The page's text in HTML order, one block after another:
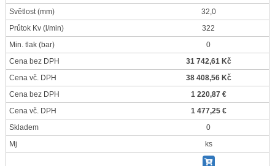
Světlost(mm)
32,0
Průtok Kv (l/min)
322
Min. tlak (bar)
0
Cena bez DPH
31 742,61 Kč
Cena vč. DPH
38 408,56 Kč
Cena bez DPH
1 220,87 €
Cena vč. DPH
1 477,25 €
Skladem
0
Mj
ks